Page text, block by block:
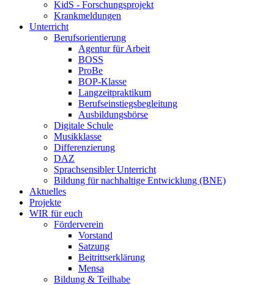
KidS - Forschungsprojekt
Krankmeldungen
Unterricht
Berufsorientierung
Agentur für Arbeit
BOSS
ProBe
BOP-Klasse
Langzeitpraktikum
Berufseinstiegsbegleitung
Ausbildungsbörse
Digitale Schule
Musikklasse
Differenzierung
DAZ
Sprachsensibler Unterricht
Bildung für nachhaltige Entwicklung (BNE)
Aktuelles
Projekte
WIR für euch
Förderverein
Vorstand
Satzung
Beitrittserklärung
Mensa
Bildung & Teilhabe